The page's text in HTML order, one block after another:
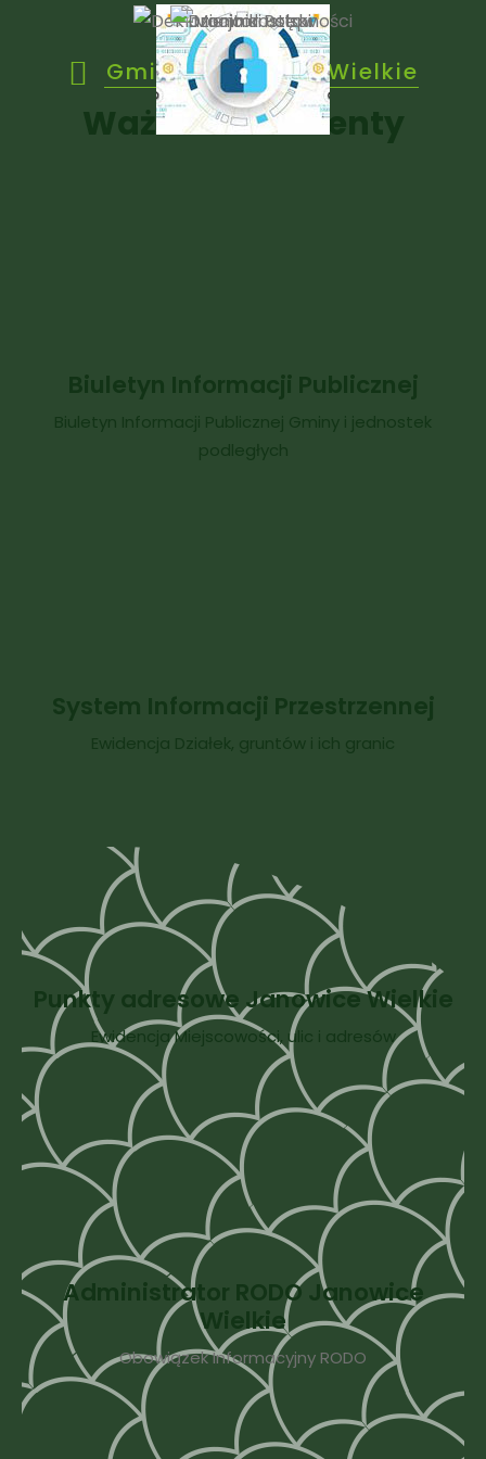
Gmina Janowice Wielkie
Ważne dokumenty
Biuletyn Informacji Publicznej
Biuletyn Informacji Publicznej Gminy i jednostek
podległych
System Informacji Przestrzennej
Ewidencja Działek, gruntów i ich granic
Punkty adresowe Janowice Wielkie
Ewidencja Miejscowości, ulic i adresów
Administrator RODO Janowice
Wielkie
Obowiązek Informacyjny RODO